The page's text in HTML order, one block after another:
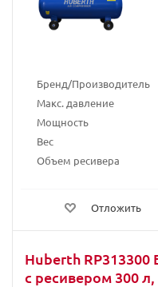
Бренд/Производитель
Макс. давление
Мощность
Вес
Объем ресивера
Отложить
Huberth
с ресивером 300 л,